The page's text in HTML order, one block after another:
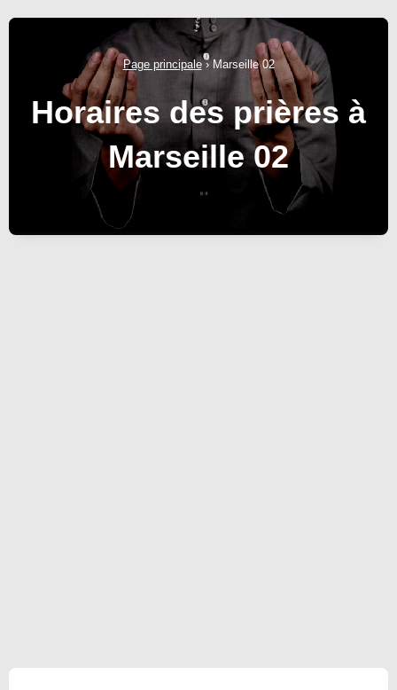
Page principale› Marseille 02
Horaires des prières à
Marseille 02